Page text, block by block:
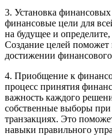
3. Установка
финансовые цели для
на будущее и
Создание целей поможет
достижении
4. Приобщение к
процесс принятия
важность каждого
собственные выборы
транзакциях. Это
навыки правильного